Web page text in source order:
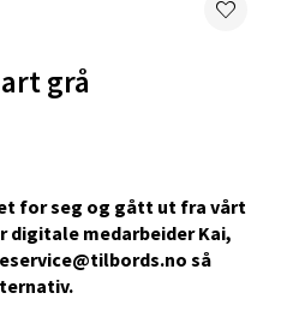
grå
for seg og gått ut fra vårt
digitale medarbeider Kai,
så
- Kilden